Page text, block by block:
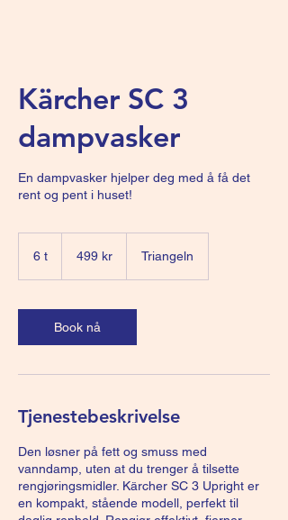
Kärcher SC 3
dampvasker
En dampvasker hjelper deg med å få det
rent og pent i huset!
6 t
kroner499 kr Triangeln
Book nå
Tjenestebeskrivelse
Den løsner på fett og smuss med
vanndamp, uten at du trenger å tilsette
rengjøringsmidler. Kärcher SC 3 Upright er
en kompakt, stående modell, perfekt til